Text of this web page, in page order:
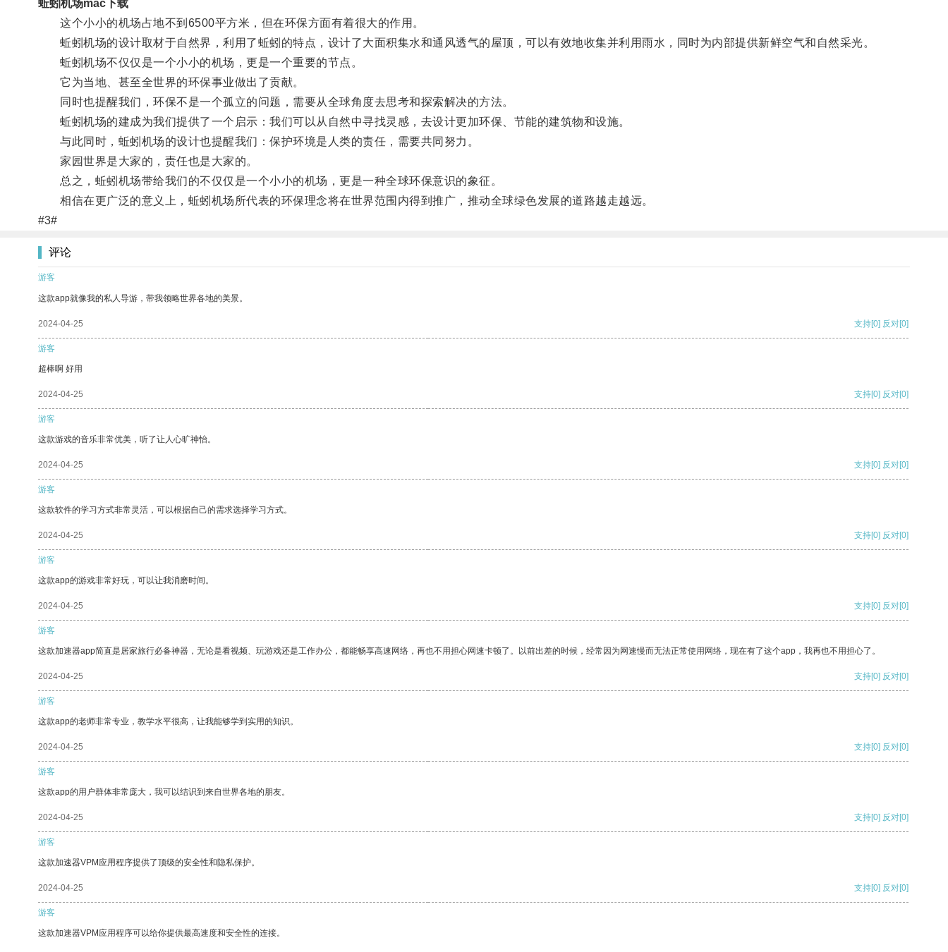
蚯蚓机场mac下载
这个小小的机场占地不到6500平方米，但在环保方面有着很大的作用。
蚯蚓机场的设计取材于自然界，利用了蚯蚓的特点，设计了大面积集水和通风透气的屋顶，可以有效地收集并利用雨水，同时为内部提供新鲜空气和自然采光。
蚯蚓机场不仅仅是一个小小的机场，更是一个重要的节点。
它为当地、甚至全世界的环保事业做出了贡献。
同时也提醒我们，环保不是一个孤立的问题，需要从全球角度去思考和探索解决的方法。
蚯蚓机场的建成为我们提供了一个启示：我们可以从自然中寻找灵感，去设计更加环保、节能的建筑物和设施。
与此同时，蚯蚓机场的设计也提醒我们：保护环境是人类的责任，需要共同努力。
家园世界是大家的，责任也是大家的。
总之，蚯蚓机场带给我们的不仅仅是一个小小的机场，更是一种全球环保意识的象征。
相信在更广泛的意义上，蚯蚓机场所代表的环保理念将在世界范围内得到推广，推动全球绿色发展的道路越走越远。
#3#
评论
游客
这款app就像我的私人导游，带我领略世界各地的美景。
2024-04-25 支持[0] 反对[0]
游客
超棒啊 好用
2024-04-25 支持[0] 反对[0]
游客
这款游戏的音乐非常优美，听了让人心旷神怡。
2024-04-25 支持[0] 反对[0]
游客
这款软件的学习方式非常灵活，可以根据自己的需求选择学习方式。
2024-04-25 支持[0] 反对[0]
游客
这款app的游戏非常好玩，可以让我消磨时间。
2024-04-25 支持[0] 反对[0]
游客
这款加速器app简直是居家旅行必备神器，无论是看视频、玩游戏还是工作办公，都能畅享高速网络，再也不用担心网速卡顿了。以前出差的时候，经常因为网速慢而无法正常使用网络，现在有了这个app，我再也不用担心了。
2024-04-25 支持[0] 反对[0]
游客
这款app的老师非常专业，教学水平很高，让我能够学到实用的知识。
2024-04-25 支持[0] 反对[0]
游客
这款app的用户群体非常庞大，我可以结识到来自世界各地的朋友。
2024-04-25 支持[0] 反对[0]
游客
这款加速器VPM应用程序提供了顶级的安全性和隐私保护。
2024-04-25 支持[0] 反对[0]
游客
这款加速器VPM应用程序可以给你提供最高速度和安全性的连接。